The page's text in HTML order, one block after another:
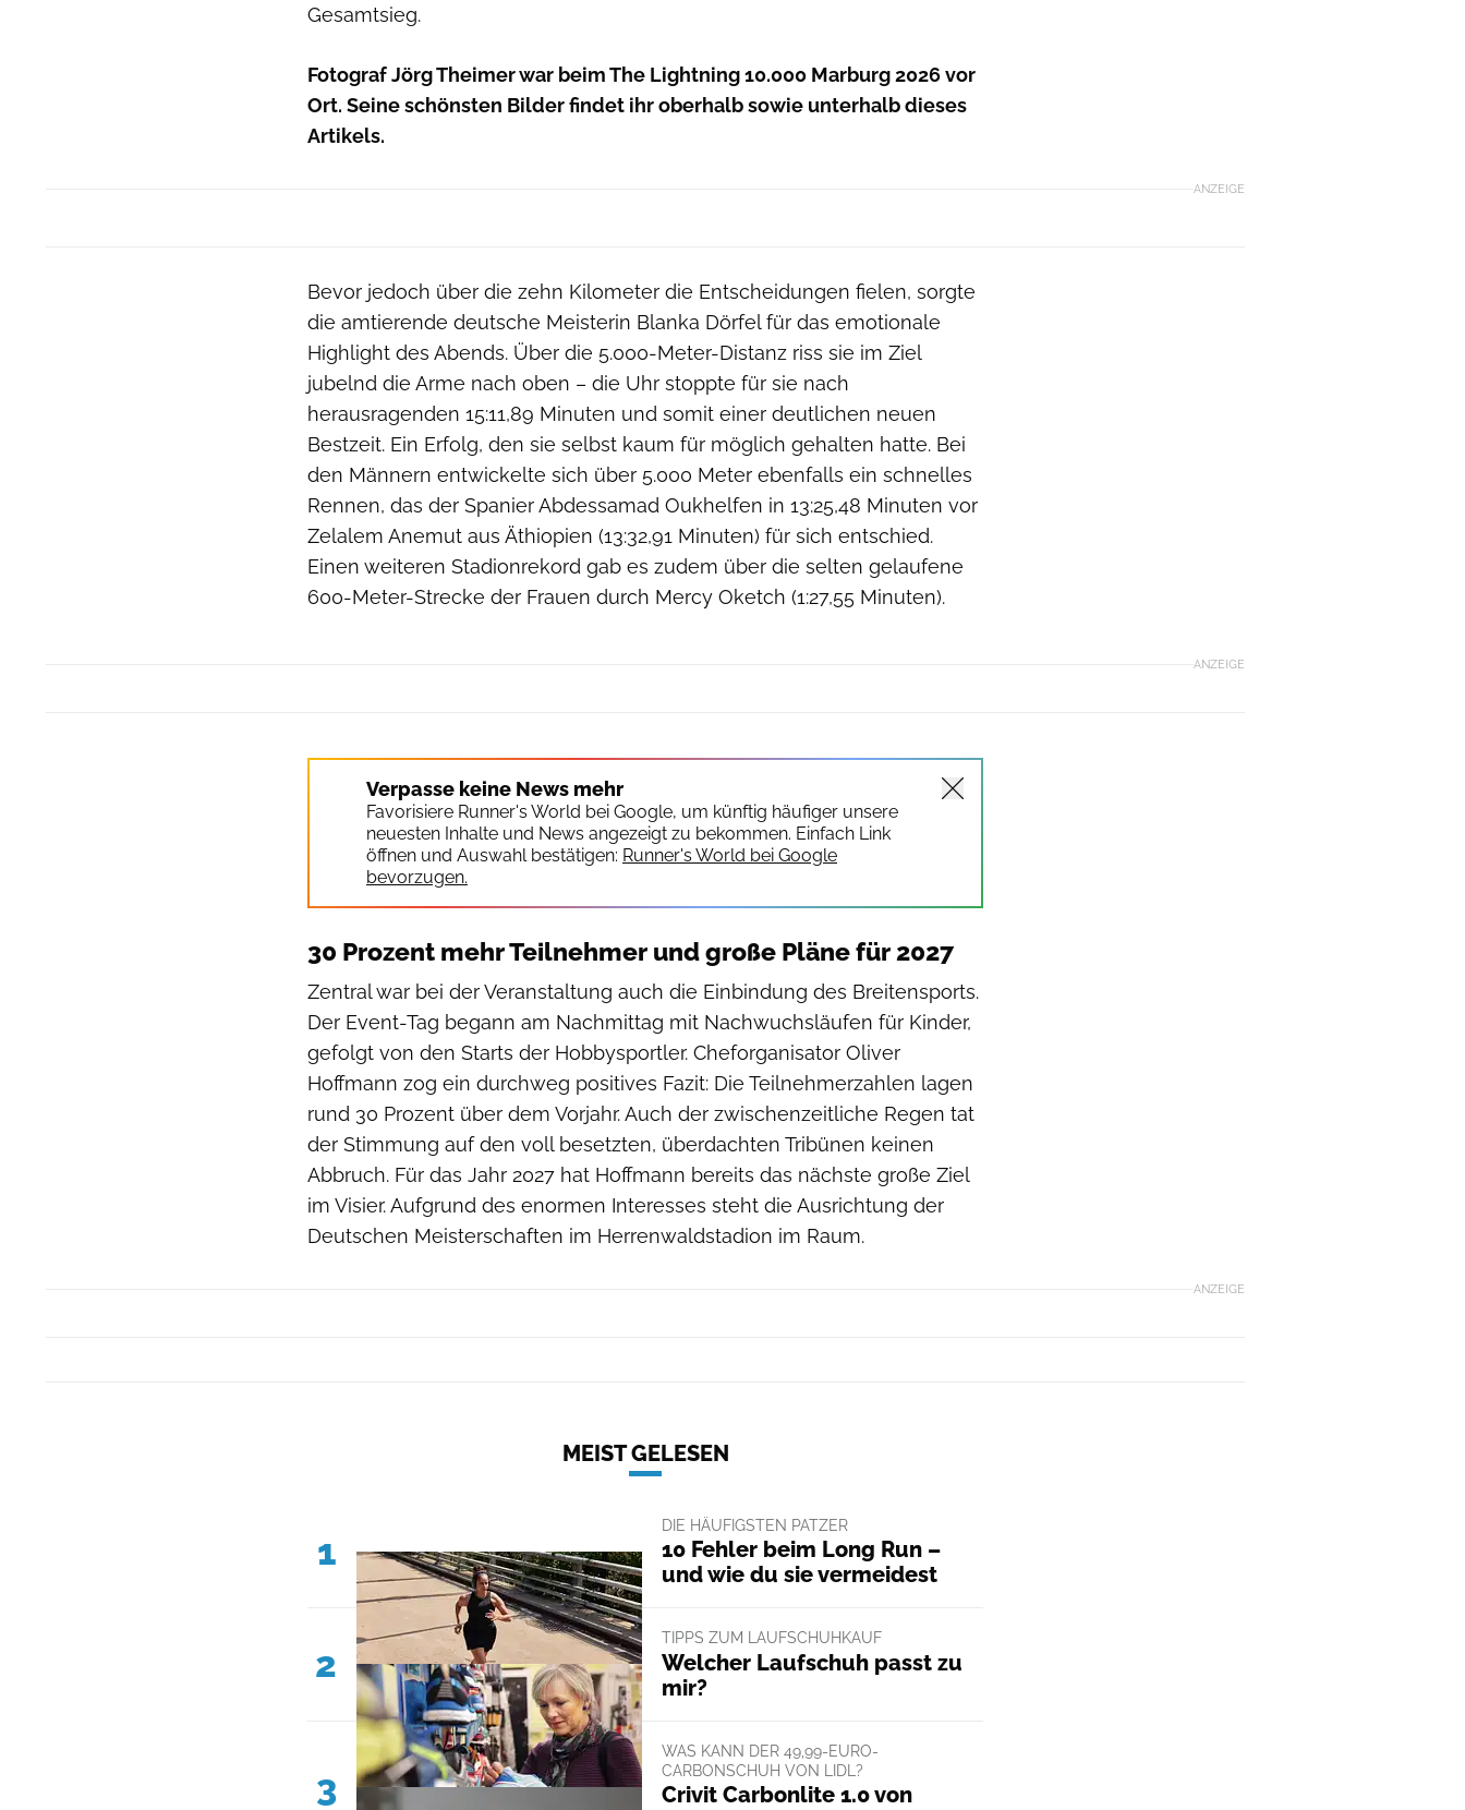
Gesamtsieg.
Fotograf Jörg Theimer war beim The Lightning 10.000 Marburg 2026 vor
Ort. Seine schönsten Bilder findet ihr oberhalb sowie unterhalb dieses
Artikels.
ANZEIGE
Bevor jedoch über die zehn Kilometer die Entscheidungen fielen, sorgte
die amtierende deutsche Meisterin Blanka Dörfel für das emotionale
Highlight des Abends. Über die 5.000-Meter-Distanz riss sie im Ziel
jubelnd die Arme nach oben – die Uhr stoppte für sie nach
herausragenden 15:11,89 Minuten und somit einer deutlichen neuen
Bestzeit. Ein Erfolg, den sie selbst kaum für möglich gehalten hatte. Bei
den Männern entwickelte sich über 5.000 Meter ebenfalls ein schnelles
Rennen, das der Spanier Abdessamad Oukhelfen in 13:25,48 Minuten vor
Zelalem Anemut aus Äthiopien (13:32,91 Minuten) für sich entschied.
Einen weiteren Stadionrekord gab es zudem über die selten gelaufene
600-Meter-Strecke der Frauen durch Mercy Oketch (1:27,55 Minuten).
ANZEIGE
Verpasse keine News mehr
Favorisiere Runner's World bei Google, um künftig häufiger unsere
neuesten Inhalte und News angezeigt zu bekommen. Einfach Link
öffnen und Auswahl bestätigen: Runner's World bei Google
bevorzugen.
30 Prozent mehr Teilnehmer und große Pläne für 2027
Zentral war bei der Veranstaltung auch die Einbindung des Breitensports.
Der Event-Tag begann am Nachmittag mit Nachwuchsläufen für Kinder,
gefolgt von den Starts der Hobbysportler. Cheforganisator Oliver
Hoffmann zog ein durchweg positives Fazit: Die Teilnehmerzahlen lagen
rund 30 Prozent über dem Vorjahr. Auch der zwischenzeitliche Regen tat
der Stimmung auf den voll besetzten, überdachten Tribünen keinen
Abbruch. Für das Jahr 2027 hat Hoffmann bereits das nächste große Ziel
im Visier. Aufgrund des enormen Interesses steht die Ausrichtung der
Deutschen Meisterschaften im Herrenwaldstadion im Raum.
ANZEIGE
MEIST GELESEN
1
DIE HÄUFIGSTEN PATZER
10 Fehler beim Long Run –
und wie du sie vermeidest
2
TIPPS ZUM LAUFSCHUHKAUF
Welcher Laufschuh passt zu
mir?
3
WAS KANN DER 49,99-EURO-
CARBONSCHUH VON LIDL?
Crivit Carbonlite 1.0 von